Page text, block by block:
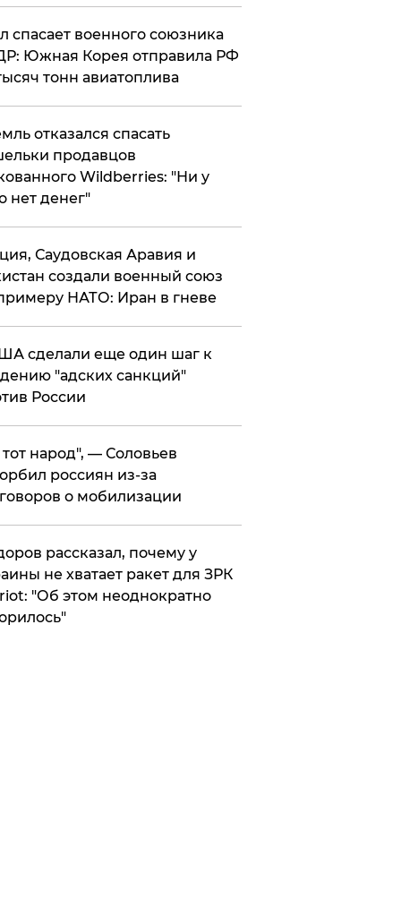
спасает военного союзника
Южная Корея отправила РФ
тонн авиатоплива
отказался спасать
продавцов
Wildberries: "Ни у
нет денег"
Саудовская Аравия и
создали военный союз
НАТО: Иран в гневе
сделали еще один шаг к
"адских санкций"
России
народ", — Соловьев
россиян из-за
о мобилизации
рассказал, почему у
не хватает ракет для ЗРК
"Об этом неоднократно